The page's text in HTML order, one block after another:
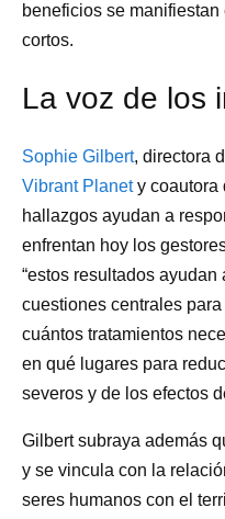
beneficios se
cortos.
La voz de los
Sophie Gilbert, directora
Vibrant Planety coautora
hallazgos ayudan a
enfrentan hoy los
“estos resultados
cuestiones centrales
cuántos tratamientos
en qué lugares para
severos y de los efectos
Gilbert subraya además
y se vincula con la
seres humanos con el